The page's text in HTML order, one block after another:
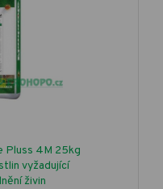
Pluss 4M 25kg
vyžadující
živin